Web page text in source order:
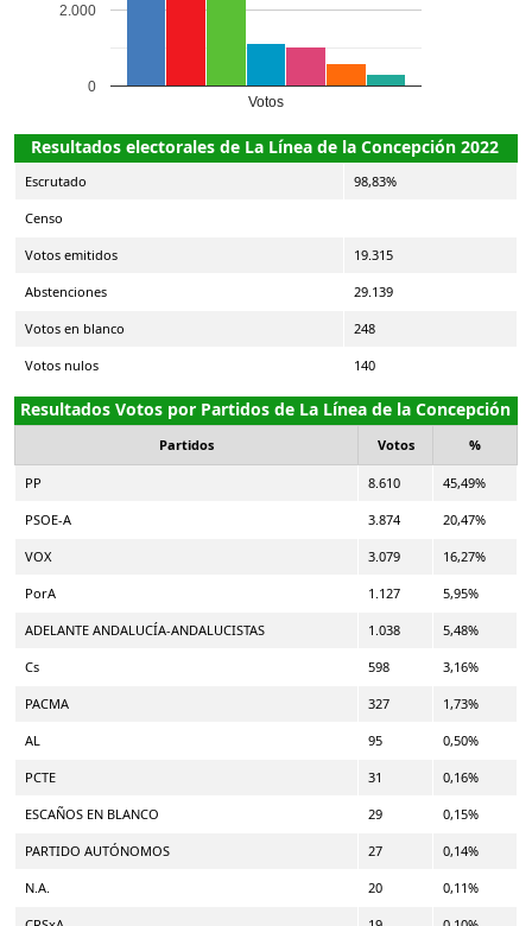
Votos
0
2.000
Resultados electorales de La Línea de la Concepción 2022
Escrutado 98,83%
Censo
Votos emitidos 19.315
Abstenciones 29.139
Votos en blanco 248
Votos nulos 140
Resultados Votos por Partidos de La Línea de la Concepción
Partidos Votos %
PP 8.610 45,49%
PSOE-A 3.874 20,47%
VOX 3.079 16,27%
PorA 1.127 5,95%
ADELANTE ANDALUCÍA-ANDALUCISTAS 1.038 5,48%
Cs 598 3,16%
PACMA 327 1,73%
AL 95 0,50%
PCTE 31 0,16%
ESCAÑOS EN BLANCO 29 0,15%
PARTIDO AUTÓNOMOS 27 0,14%
N.A. 20 0,11%